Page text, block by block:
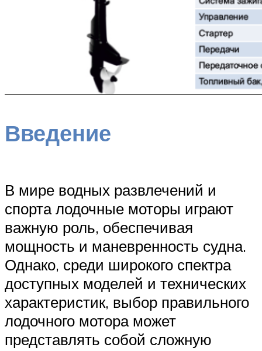
Введение
В мире водных развлечений и
спорта лодочные моторы играют
важную роль, обеспечивая
мощность и маневренность судна.
Однако, среди широкого спектра
доступных моделей и технических
характеристик, выбор правильного
лодочного мотора может
представлять собой сложную